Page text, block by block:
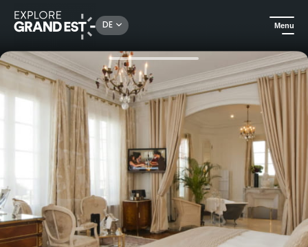
DE Menu
Sehenswertes in der Region Grand Est Angebot Bubble Escape- La Villa Eugène